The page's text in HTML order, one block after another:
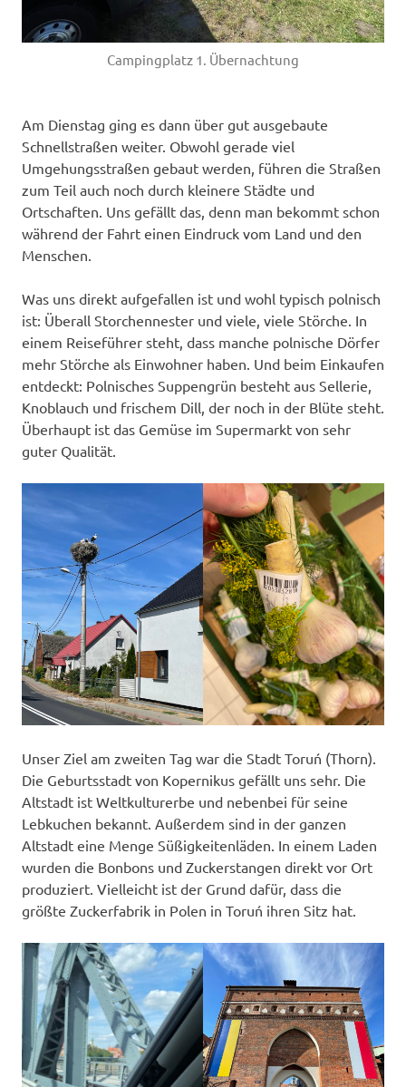
Campingplatz 1. Übernachtung
Am Dienstag ging es dann über gut ausgebaute
Schnellstraßen weiter. Obwohl gerade viel
Umgehungsstraßen gebaut werden, führen die Straßen
zum Teil auch noch durch kleinere Städte und
Ortschaften. Uns gefällt das, denn man bekommt schon
während der Fahrt einen Eindruck vom Land und den
Menschen.
Was uns direkt aufgefallen ist und wohl typisch polnisch
ist: Überall Storchennester und viele, viele Störche. In
einem Reiseführer steht, dass manche polnische Dörfer
mehr Störche als Einwohner haben. Und beim Einkaufen
entdeckt: Polnisches Suppengrün besteht aus Sellerie,
Knoblauch und frischem Dill, der noch in der Blüte steht.
Überhaupt ist das Gemüse im Supermarkt von sehr
guter Qualität.
Unser Ziel am zweiten Tag war die Stadt Toruń (Thorn).
Die Geburtsstadt von Kopernikus gefällt uns sehr. Die
Altstadt ist Weltkulturerbe und nebenbei für seine
Lebkuchen bekannt. Außerdem sind in der ganzen
Altstadt eine Menge Süßigkeitenläden. In einem Laden
wurden die Bonbons und Zuckerstangen direkt vor Ort
produziert. Vielleicht ist der Grund dafür, dass die
größte Zuckerfabrik in Polen in Toruń ihren Sitz hat.